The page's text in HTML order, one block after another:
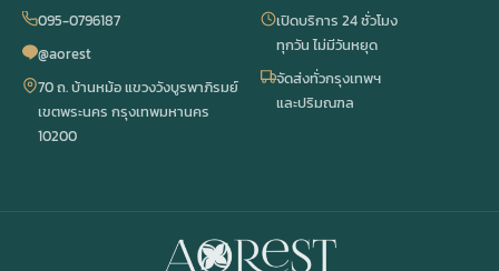
095-0796187
@aorest
70 ถ. บ้านหม้อ แขวงวังบูรพาภิรมย์
เขตพระนคร กรุงเทพมหานคร
10200
เปิดบริการ 24 ชั่วโมง
ทุกวัน ไม่มีวันหยุด
จัดส่งทั่วกรุงเทพฯ
และปริมณฑล